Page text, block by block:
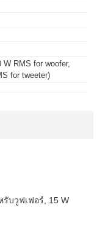
W RMS for woofer,
for tweeter)
รับวูฟเฟอร์, 15 W